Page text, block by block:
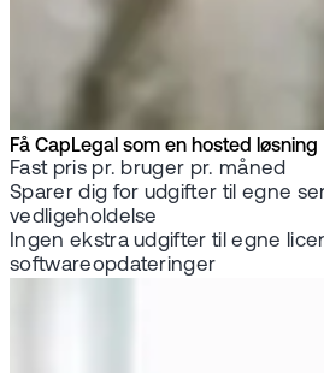
Få CapLegal som en hosted løsning
Fast pris pr. bruger pr. måned
Sparer dig for udgifter til egne
vedligeholdelse
Ingen ekstra udgifter til egne
softwareopdateringer